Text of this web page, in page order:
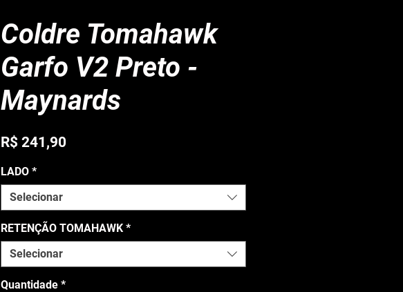
Coldre Tomahawk
Garfo V2 Preto -
Maynards
R$ 241,90
LADO *
Selecionar
RETENÇÃO TOMAHAWK *
Selecionar
Quantidade *